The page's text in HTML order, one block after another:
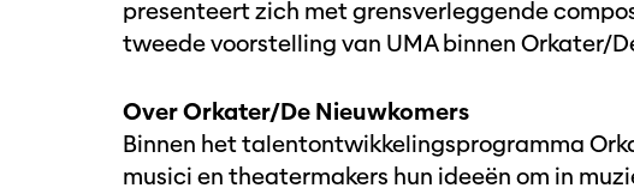
presenteert zich met grensverleggende
tweede voorstelling van UMA binnen Orkater/
Over Orkater/De Nieuwkomers
Binnen het talentontwikkelingsprogramma
musici en theatermakers hun ideeën om in